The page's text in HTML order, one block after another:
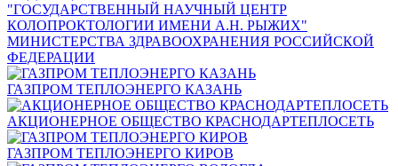
"ГОСУДАРСТВЕННЫЙ НАУЧНЫЙ ЦЕНТР
КОЛОПРОКТОЛОГИИ ИМЕНИ А.Н. РЫЖИХ"
МИНИСТЕРСТВА ЗДРАВООХРАНЕНИЯ РОССИЙСКОЙ
ФЕДЕРАЦИИ
ГАЗПРОМ ТЕПЛОЭНЕРГО КАЗАНЬ
АКЦИОНЕРНОЕ ОБЩЕСТВО КРАСНОДАРТЕПЛОСЕТЬ
ГАЗПРОМ ТЕПЛОЭНЕРГО КИРОВ